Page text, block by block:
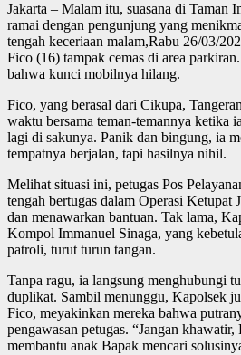
Jakarta – Malam itu, suasana di Taman
ramai dengan pengunjung yang
tengah keceriaan malam,Rabu 26/03/
Fico (16) tampak cemas di area
bahwa kunci mobilnya hilang.
Fico, yang berasal dari Cikupa,
waktu bersama teman-temannya ketika
lagi di sakunya. Panik dan bingung, ia
tempatnya berjalan, tapi hasilnya nihil.
Melihat situasi ini, petugas Pos
tengah bertugas dalam Operasi Ketupat
dan menawarkan bantuan. Tak lama,
Kompol Immanuel Sinaga, yang
patroli, turut turun tangan.
Tanpa ragu, ia langsung menghubungi
duplikat. Sambil menunggu, Kapolsek
Fico, meyakinkan mereka bahwa
pengawasan petugas. “Jangan
membantu anak Bapak mencari